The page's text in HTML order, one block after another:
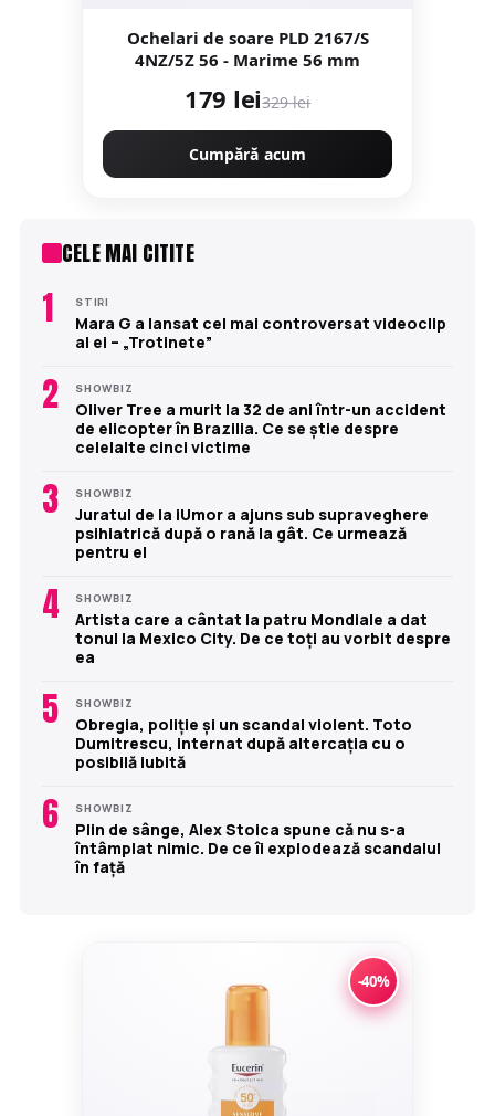
Ochelari de soare PLD 2167/S
4NZ/5Z 56 - Marime 56 mm
179 lei329 lei
Cumpără acum
CELE MAI CITITE
1 STIRI
Mara G a lansat cel mai controversat videoclip
al ei – „Trotinete”
2 SHOWBIZ
Oliver Tree a murit la 32 de ani într-un accident
de elicopter în Brazilia. Ce se știe despre
celelalte cinci victime
3 SHOWBIZ
Juratul de la iUmor a ajuns sub supraveghere
psihiatrică după o rană la gât. Ce urmează
pentru el
4 SHOWBIZ
Artista care a cântat la patru Mondiale a dat
tonul la Mexico City. De ce toți au vorbit despre
ea
5 SHOWBIZ
Obregia, poliție și un scandal violent. Toto
Dumitrescu, internat după altercația cu o
posibilă iubită
6 SHOWBIZ
Plin de sânge, Alex Stoica spune că nu s-a
întâmplat nimic. De ce îi explodează scandalul
în față
-40%